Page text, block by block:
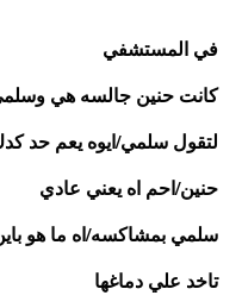
في المستشفي
كانت حنين جالسه هي
لتقول سلمي/ايوه يعم حد
حنين/احم اه يعني عادي
تاخد علي دماغها